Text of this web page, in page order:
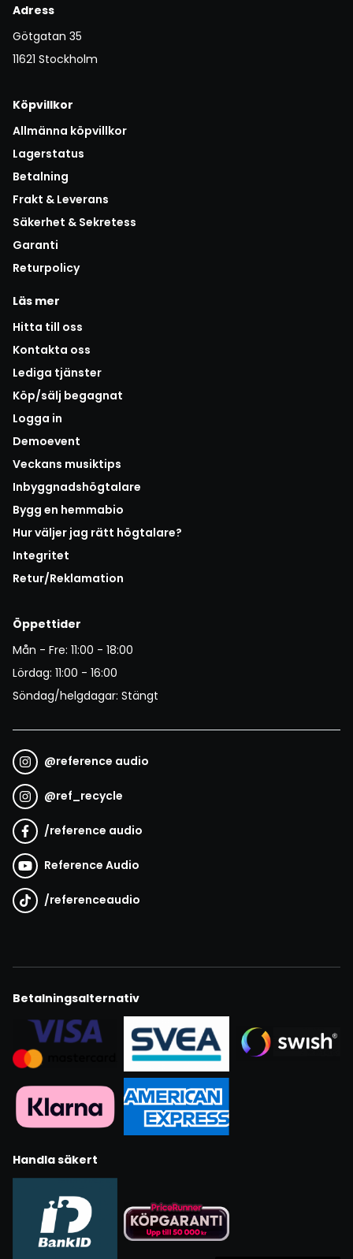
Adress
Götgatan 35
11621 Stockholm
Köpvillkor
Allmänna köpvillkor
Lagerstatus
Betalning
Frakt & Leverans
Säkerhet & Sekretess
Garanti
Returpolicy
Läs mer
Hitta till oss
Kontakta oss
Lediga tjänster
Köp/sälj begagnat
Logga in
Demoevent
Veckans musiktips
Inbyggnadshögtalare
Bygg en hemmabio
Hur väljer jag rätt högtalare?
Integritet
Retur/Reklamation
Öppettider
Mån - Fre: 11:00 - 18:00
Lördag: 11:00 - 16:00
Söndag/helgdagar: Stängt
@reference audio
@ref_recycle
/reference audio
Reference Audio
/referenceaudio
Betalningsalternativ
Handla säkert